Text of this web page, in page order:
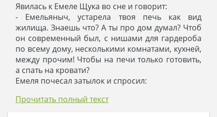
Явилась к Емеле Щука во сне и говорит:
- Емельяныч, устарела твоя печь как вид
жилища. Знаешь что? А ты про дом думал? Чтоб
он современный был, с нишами для гардероба
по всему дому, несколькими комнатами, кухней,
между прочим! Чтобы на печи только готовить,
а спать на кровати?
Емеля почесал затылок и спросил:
- Ты, Емеля, не теми вопросами задаешься.
Прочитать полный текст